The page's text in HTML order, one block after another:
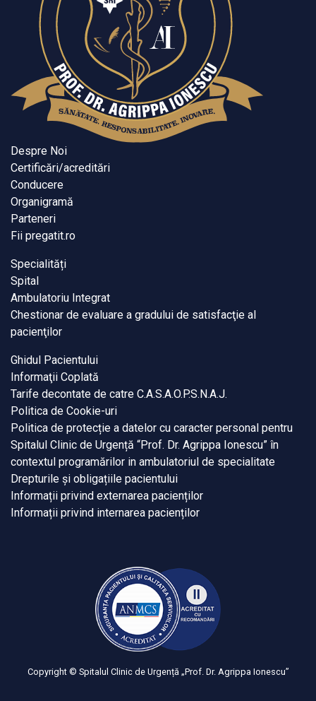
Despre Noi
Certificări/acreditări
Conducere
Organigramă
Parteneri
Fii pregatit.ro
Specialități
Spital
Ambulatoriu Integrat
Chestionar de evaluare a gradului de satisfacţie al
pacienţilor
Ghidul Pacientului
Informaţii Coplată
Tarife decontate de catre C.A.S.A.O.P.S.N.A.J.
Politica de Cookie-uri
Politica de protecție a datelor cu caracter personal pentru
Spitalul Clinic de Urgență “Prof. Dr. Agrippa Ionescu” în
contextul programărilor in ambulatoriul de specialitate
Drepturile și obligațiile pacientului
Informații privind externarea pacienților
Informații privind internarea pacienților
Copyright © Spitalul Clinic de Urgență „Prof. Dr. Agrippa Ionescu”